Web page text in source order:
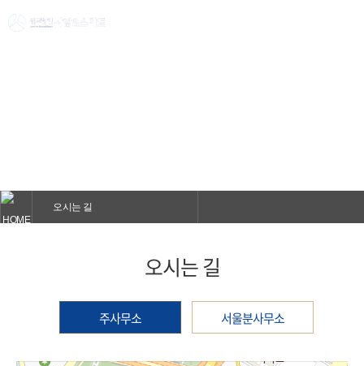
오시는 길
오시는 길
주사무소 서울분사무소